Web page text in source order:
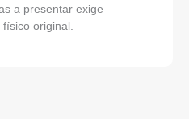
a presentar exige
original.